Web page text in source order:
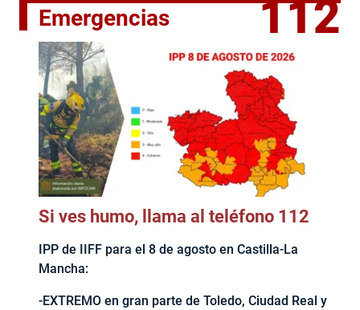
Emergencias 112
Si ves humo, llama al teléfono 112
IPP de IIFF para el 8 de agosto en Castilla-La
Mancha:
-EXTREMO en gran parte de Toledo, Ciudad Real y